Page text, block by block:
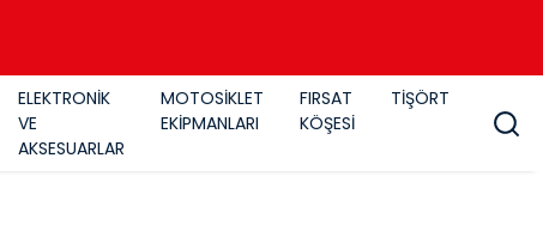
ELEKTRONİK
VE
AKSESUARLAR
MOTOSİKLET
EKİPMANLARI
FIRSAT
KÖŞESİ
TİŞÖRT